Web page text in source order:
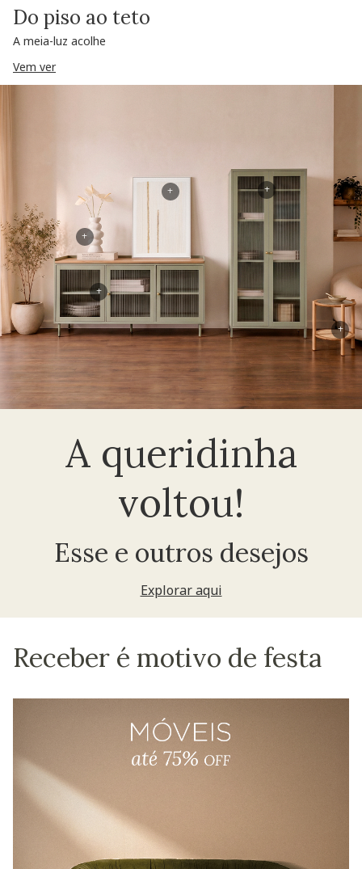
Do piso ao teto
A meia-luz acolhe
Vem ver
A queridinha
voltou!
Esse e outros desejos
Explorar aqui
+
+
+
+
+
Receber é motivo de festa